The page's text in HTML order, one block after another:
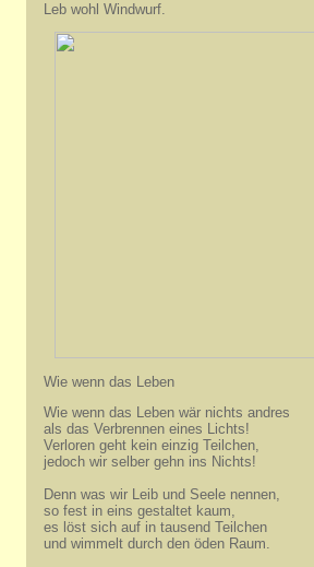
Leb wohl Windwurf.
Wie wenn das Leben
Wie wenn das Leben wär nichts andres
als das Verbrennen eines Lichts!
Verloren geht kein einzig Teilchen,
jedoch wir selber gehn ins Nichts!
Denn was wir Leib und Seele nennen,
so fest in eins gestaltet kaum,
es löst sich auf in tausend Teilchen
und wimmelt durch den öden Raum.